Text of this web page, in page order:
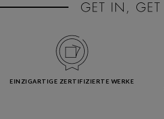
EINZIGARTIGE ZERTIFIZIERTE WERKE